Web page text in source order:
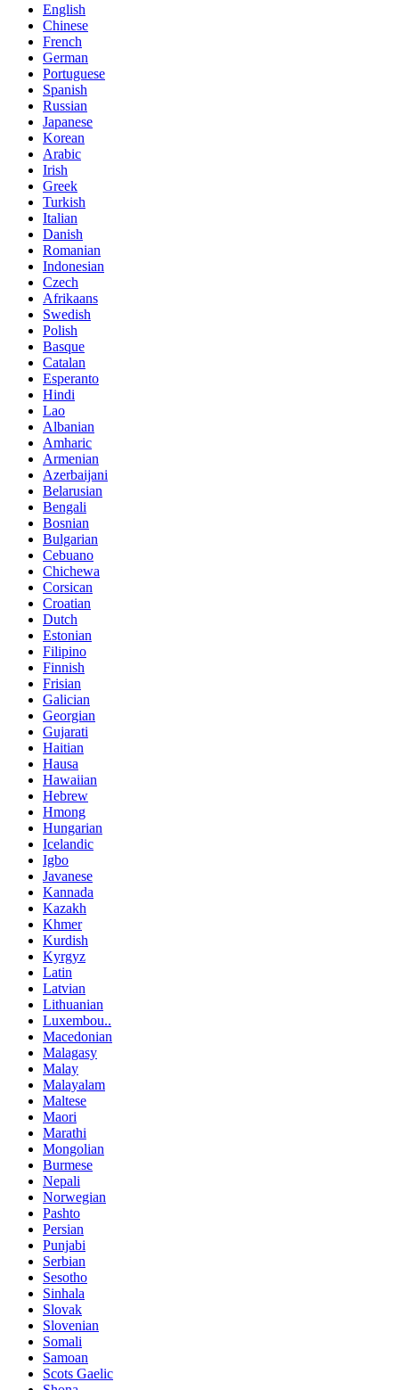
English
Chinese
French
German
Portuguese
Spanish
Russian
Japanese
Korean
Arabic
Irish
Greek
Turkish
Italian
Danish
Romanian
Indonesian
Czech
Afrikaans
Swedish
Polish
Basque
Catalan
Esperanto
Hindi
Lao
Albanian
Amharic
Armenian
Azerbaijani
Belarusian
Bengali
Bosnian
Bulgarian
Cebuano
Chichewa
Corsican
Croatian
Dutch
Estonian
Filipino
Finnish
Frisian
Galician
Georgian
Gujarati
Haitian
Hausa
Hawaiian
Hebrew
Hmong
Hungarian
Icelandic
Igbo
Javanese
Kannada
Kazakh
Khmer
Kurdish
Kyrgyz
Latin
Latvian
Lithuanian
Luxembou..
Macedonian
Malagasy
Malay
Malayalam
Maltese
Maori
Marathi
Mongolian
Burmese
Nepali
Norwegian
Pashto
Persian
Punjabi
Serbian
Sesotho
Sinhala
Slovak
Slovenian
Somali
Samoan
Scots Gaelic